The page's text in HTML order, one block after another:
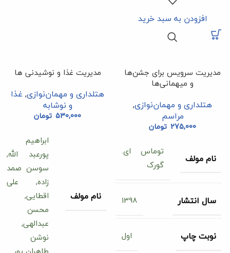
افزودن به سبد خرید
مدیریت سرویس برای جشن‌ها
و میهمانی‌ها
هتلداری و مهمان‌نوازی,
مراسم
275,000 تومان
نام مولف
توماس ای.
گورک
سال انتشار 1398
نوبت چاپ اول
مدیریت غذا و نوشیدنی ها
هتلداری و مهمان‌نوازی, غذا
و نوشابه
530,000 تومان
نام مولف
ابراهیم
پورعبد الله,
سوسن صمد
زاده, علی
اقطایی,
محسن
عبدالهی,
نوشن